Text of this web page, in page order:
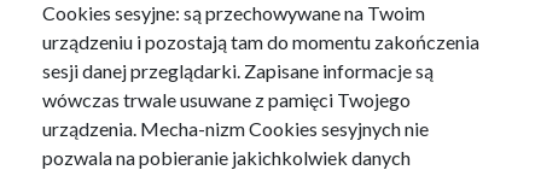
Cookies sesyjne: są przechowywane na Twoim
urządzeniu i pozostają tam do momentu zakończenia
sesji danej przeglądarki. Zapisane informacje są
wówczas trwale usuwane z pamięci Twojego
urządzenia. Mecha-nizm Cookies sesyjnych nie
pozwala na pobieranie jakichkolwiek danych